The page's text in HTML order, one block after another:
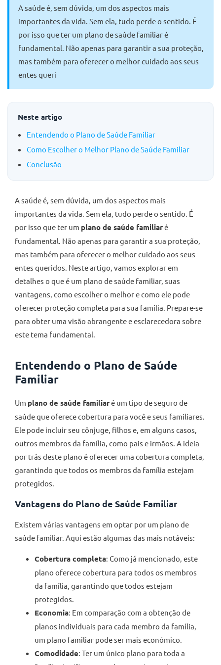
A saúde é, sem dúvida, um dos aspectos mais
importantes da vida. Sem ela, tudo perde o sentido. É
por isso que ter um plano de saúde familiar é
fundamental. Não apenas para garantir a sua proteção,
mas também para oferecer o melhor cuidado aos seus
entes queri
Neste artigo
Entendendo o Plano de Saúde Familiar
Como Escolher o Melhor Plano de Saúde Familiar
Conclusão
A saúde é, sem dúvida, um dos aspectos mais
importantes da vida. Sem ela, tudo perde o sentido. É
por isso que ter um plano de saúde familiaré
fundamental. Não apenas para garantir a sua proteção,
mas também para oferecer o melhor cuidado aos seus
entes queridos. Neste artigo, vamos explorar em
detalhes o que é um plano de saúde familiar, suas
vantagens, como escolher o melhor e como ele pode
oferecer proteção completa para sua família. Prepare-se
para obter uma visão abrangente e esclarecedora sobre
este tema fundamental.
Entendendo o Plano de Saúde
Familiar
Um plano de saúde familiaré um tipo de seguro de
saúde que oferece cobertura para você e seus familiares.
Ele pode incluir seu cônjuge, filhos e, em alguns casos,
outros membros da família, como pais e irmãos. A ideia
por trás deste plano é oferecer uma cobertura completa,
garantindo que todos os membros da família estejam
protegidos.
Vantagens do Plano de Saúde Familiar
Existem várias vantagens em optar por um plano de
saúde familiar. Aqui estão algumas das mais notáveis:
Cobertura completa: Como já mencionado, este
plano oferece cobertura para todos os membros
da família, garantindo que todos estejam
protegidos.
Economia: Em comparação com a obtenção de
planos individuais para cada membro da família,
um plano familiar pode ser mais econômico.
Comodidade: Ter um único plano para toda a